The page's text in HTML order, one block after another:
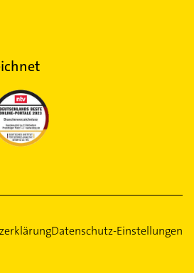
Datenschutz-Einstellungen